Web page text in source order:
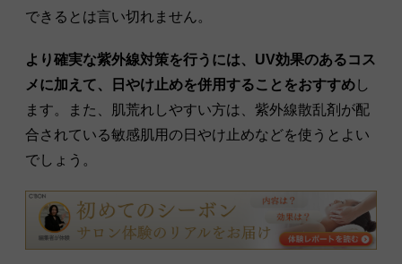
できるとは言い切れません。
より確実な紫外線対策を行うには、UV効果のあるコス
メに加えて、日やけ止めを併用することをおすすめし
ます。また、肌荒れしやすい方は、紫外線散乱剤が配
合されている敏感肌用の日やけ止めなどを使うとよい
でしょう。